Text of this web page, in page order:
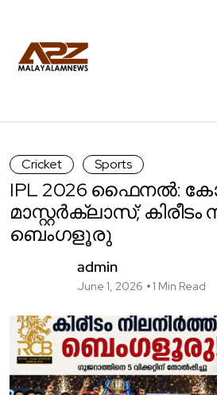
Cricket Sports
IPL 2026 ഫൈനൽ:
മാസ്റ്റർക്ലാസ്; കിരീടം
ബെംഗളൂരു
admin
June 1, 2026 1 Min Read